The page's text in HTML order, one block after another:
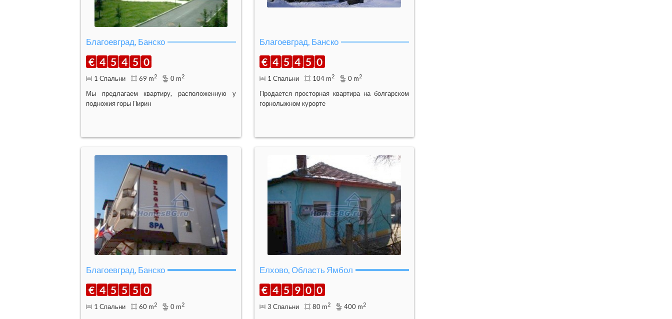
Благоевград, Банско
€ 4 5 4 5 0
1 Спальни 69 m2 0 m2
Мы предлагаем квартиру, расположенную у
подножия горы Пирин
Благоевград, Банско
€ 4 5 4 5 0
1 Спальни 104 m2 0 m2
Продается просторная квартира на болгарском
горнолыжном курорте
Благоевград, Банско
€ 4 5 5 5 0
1 Спальни 60 m2 0 m2
Елхово, Область Ямбол
€ 4 5 9 0 0
3 Спальни 80 m2 400 m2